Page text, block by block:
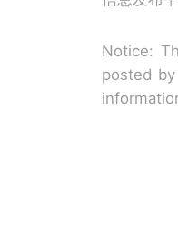
Notice:
posted